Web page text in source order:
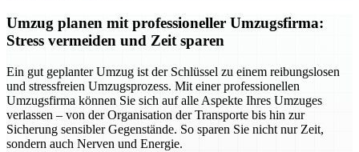
Umzug planen mit professioneller Umzugsfirma:
Stress vermeiden und Zeit sparen
Ein gut geplanter Umzug ist der Schlüssel zu einem reibungslosen
und stressfreien Umzugsprozess. Mit einer professionellen
Umzugsfirma können Sie sich auf alle Aspekte Ihres Umzuges
verlassen – von der Organisation der Transporte bis hin zur
Sicherung sensibler Gegenstände. So sparen Sie nicht nur Zeit,
sondern auch Nerven und Energie.